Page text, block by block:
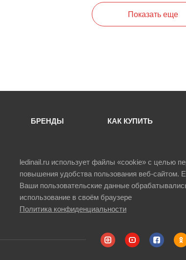
В корзину -
Показать еще
БРЕНДЫ КАК КУПИТЬ
ledinail.ru использует файлы «cookie» с целью
повышения удобства пользования веб-сайтом.
Ваши пользовательские данные
использование в своём браузере
Политика конфиденциальности